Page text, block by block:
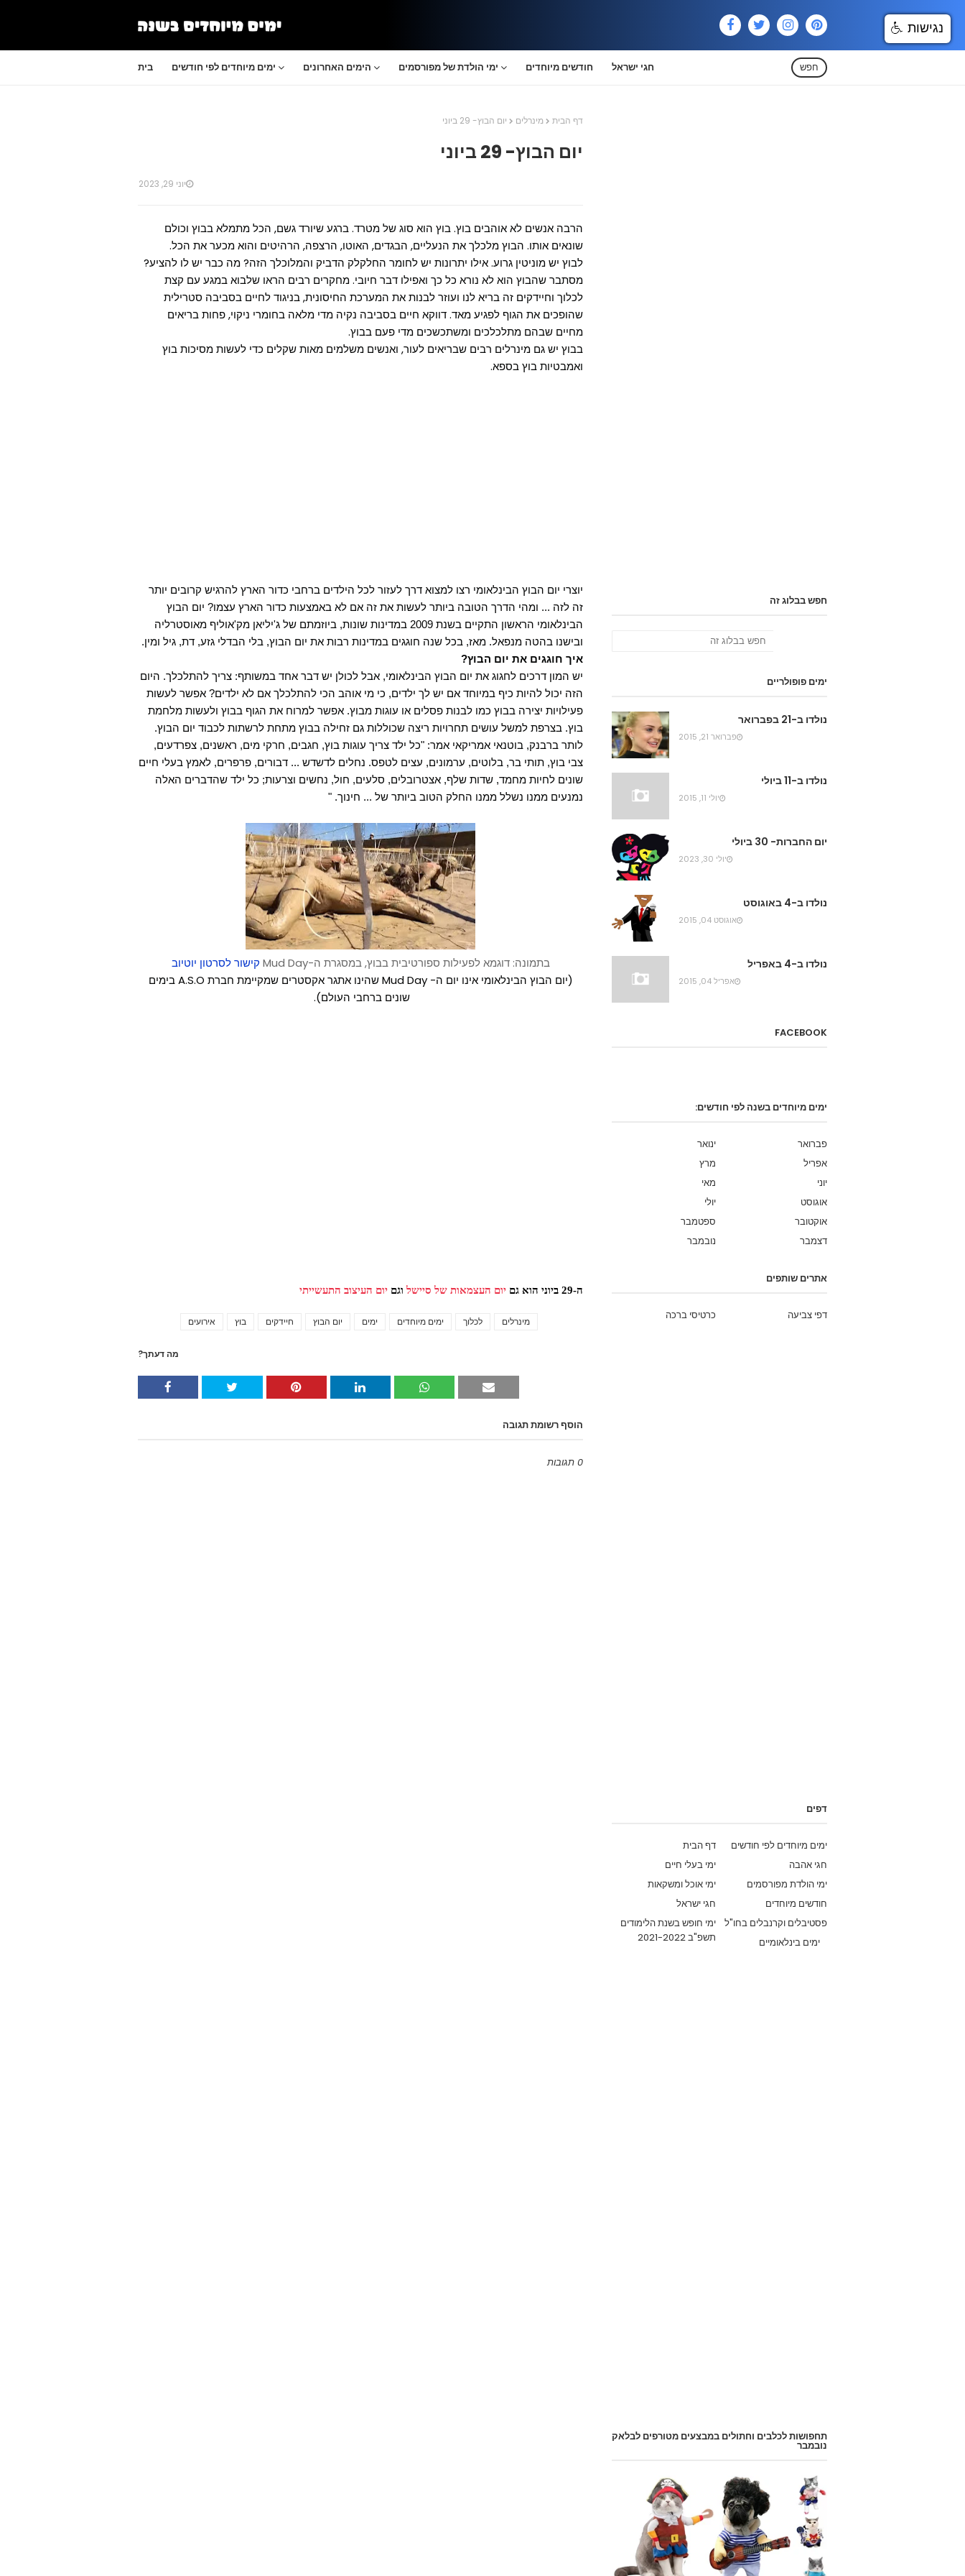
בית ימים מיוחדים לפי חודשים הימים האחרונים ימי הולדת של מפורסמים חודשים מיוחדים חגי ישראל חפש
דף הבית מינרלים יום הבוץ- 29 ביוני
יום הבוץ- 29 ביוני
יוני 29, 2023
הרבה אנשים לא אוהבים בוץ. בוץ הוא סוג של מטרד. ברגע שיורד גשם, הכל מתמלא בבוץ וכולם
שונאים אותו. הבוץ מלכלך את הנעליים, הבגדים, האוטו, הרצפה, הרהיטים והוא מכער את הכל.
לבוץ יש מוניטין גרוע. אילו יתרונות יש לחומר החלקלק הדביק והמלוכלך הזה? מה כבר יש לו להציע?
מסתבר שהבוץ הוא לא נורא כל כך ואפילו דבר חיובי. מחקרים רבים הראו שלבוא במגע עם קצת
לכלוך וחיידקים זה בריא לנו ועוזר לבנות את המערכת החיסונית, בניגוד לחיים בסביבה סטרילית
שהופכים את הגוף לפגיע מאד. דווקא חיים בסביבה נקיה מדי מלאה בחומרי ניקוי, פחות בריאים
מחיים שבהם מתלכלכים ומשתכשכים מדי פעם בבוץ.
בבוץ יש גם מינרלים רבים שבריאים לעור, ואנשים משלמים מאות שקלים כדי לעשות מסיכות בוץ
ואמבטיות בוץ בספא.
יוצרי יום הבוץ הבינלאומי רצו למצוא דרך לעזור לכל הילדים ברחבי כדור הארץ להרגיש קרובים יותר
זה לזה ... ומהי הדרך הטובה ביותר לעשות את זה אם לא באמצעות כדור הארץ עצמו? יום הבוץ
הבינלאומי הראשון התקיים בשנת 2009 במדינות שונות, ביוזמתם של ג'יליאן מק'אוליף מאוסטרליה
ובישנו בהטה מנפאל. מאז, בכל שנה חוגגים במדינות רבות את יום הבוץ, בלי הבדלי גזע, דת, גיל ומין.
איך חוגגים את יום הבוץ?
יש המון דרכים לחגוג את יום הבוץ הבינלאומי, אבל לכולן יש דבר אחד במשותף: צריך להתלכלך. היום
הזה יכול להיות כיף במיוחד אם יש לך ילדים, כי מי אוהב הכי להתלכלך אם לא ילדים? אפשר לעשות
פעילויות יצירה בבוץ כמו לבנות פסלים או עוגות מבוץ. אפשר למרוח את הגוף בבוץ ולעשות מלחמת
בוץ. בצרפת למשל עושים תחרויות ריצה שכוללות גם זחילה בבוץ מתחת לרשתות לכבוד יום הבוץ.
לותר ברבנק, בוטנאי אמריקאי אמר: "כל ילד צריך עוגות בוץ, חגבים, חרקי מים, ראשנים, צפרדעים,
צבי בוץ, תותי בר, ​​בלוטים, ערמונים, עצים לטפס. נחלים לדשדש ... דבורים, פרפרים, לאמץ בעלי חיים
שונים לחיות מחמד, שדות שלף, אצטרובלים, סלעים, חול, נחשים וצרעות; כל ילד שהדברים האלה
נמנעים ממנו נשלל ממנו החלק הטוב ביותר של ... חינוך. "
בתמונה: דוגמא לפעילות ספורטיבית בבוץ, במסגרת ה-Mud Day
קישור לסרטון יוטיוב
(יום הבוץ הבינלאומי אינו יום ה- Mud Day שהינו אתגר אקסטרים שמקיימת חברת A.S.O בימים
שונים ברחבי העולם).
ה-29 ביוני הוא גם יום העצמאות של סיישל וגם יום העיצוב התעשייתי
אירועים בוץ חיידקים יום הבוץ ימים ימים מיוחדים לכלוך מינרלים
מה דעתך?
הוסף רשומת תגובה
0 תגובות
חפש בבלוג זה
ימים פופולריים
נולדו ב-21 בפברואר
פברואר 21, 2015
נולדו ב-11 ביולי
יולי 11, 2015
יום החברות- 30 ביולי
יולי 30, 2023
נולדו ב-4 באוגוסט
אוגוסט 04, 2015
נולדו ב-4 באפריל
אפריל 04, 2015
FACEBOOK
ימים מיוחדים בשנה לפי חודשים:
ינואר
פברואר
מרץ
אפריל
מאי
יוני
יולי
אוגוסט
ספטמבר
אוקטובר
נובמבר
דצמבר
אתרים שותפים
כרטיסי ברכה דפי צביעה
דפים
דף הבית
ימים מיוחדים לפי חודשים
ימי בעלי חיים
חגי אהבה
ימי אוכל ומשקאות
ימי הולדת מפורסמים
חגי ישראל
חודשים מיוחדים
ימי חופש בשנת הלימודים
תשפ"ב 2021-2022
פסטיבלים וקרנבלים בחו"ל
ימים בינלאומיים
תחפושות לכלבים וחתולים במבצעים מטורפים לבלאק
נובמבר
נגישות